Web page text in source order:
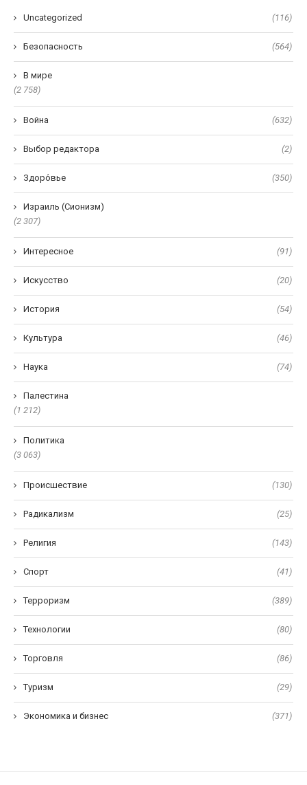
Uncategorized (116)
Безопасность (564)
В мире
(2 758)
Война (632)
Выбор редактора (2)
Здоро́вье (350)
Израиль (Сионизм)
(2 307)
Интересное (91)
Искусство (20)
История (54)
Культура (46)
Наука (74)
Палестина
(1 212)
Политика
(3 063)
Происшествие (130)
Радикализм (25)
Религия (143)
Спорт (41)
Терроризм (389)
Технологии (80)
Торговля (86)
Туризм (29)
Экономика и бизнес (371)